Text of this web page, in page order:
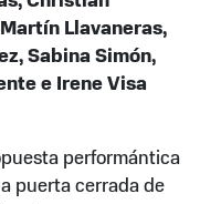
Llavaneras,
Sabina Simón,
e Irene Visa
performántica
puerta cerrada de